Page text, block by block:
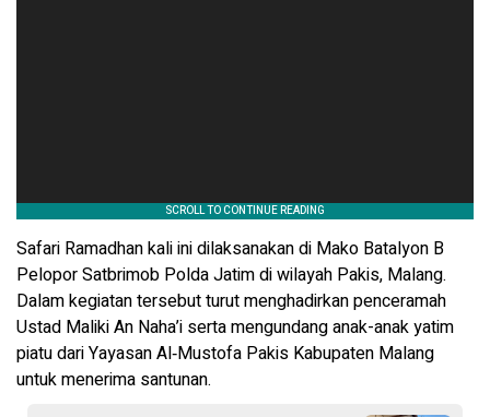
Safari Ramadhan kali ini dilaksanakan di Mako Batalyon B
Pelopor Satbrimob Polda Jatim di wilayah Pakis, Malang.
Dalam kegiatan tersebut turut menghadirkan penceramah
Ustad Maliki An Naha’i serta mengundang anak-anak yatim
piatu dari Yayasan Al‑Mustofa Pakis Kabupaten Malang
untuk menerima santunan.